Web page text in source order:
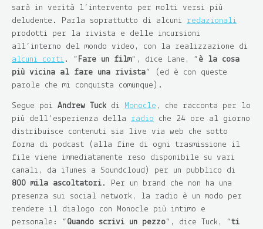
sarà in verità l’intervento per molti versi più
deludente. Parla soprattutto di alcuni redazionali
prodotti per la rivista e delle incursioni
all’interno del mondo video, con la realizzazione di
alcuni corti . “ Fare un film“, dice Lane, “ è la cosa
più vicina al fare una rivista” (ed è con queste
parole che mi conquista comunque).
Segue poi Andrew Tuck di Monocle , che racconta per lo
più dell’esperienza della radio che 24 ore al giorno
distribuisce contenuti sia live via web che sotto
forma di podcast (alla fine di ogni trasmissione il
file viene immediatamente reso disponibile su vari
canali, da iTunes a Soundcloud) per un pubblico di
800 mila ascoltatori . Per un brand che non ha una
presenza sui social network, la radio è un modo per
rendere il dialogo con Monocle più intimo e
personale: “ Quando scrivi un pezzo“, dice Tuck, “ti